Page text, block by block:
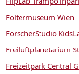
Foltermuseum Wien
ForscherStudio
Freiluftplanetarium
Freizeitpark Central